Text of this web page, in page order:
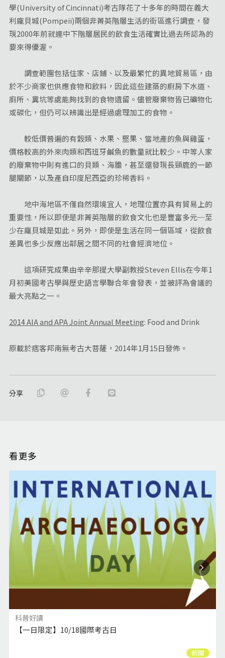
學(University of Cincinnati)考古隊花了十多年的時間在義大
利龐貝城(Pompeii)兩個非菁英階層生活的街區進行調查，發
現2000年前就連中下階層居民的飲食生活確實比過去所認為的
要來得優渥。
調查範圍包括住家、店鋪、以及最繁忙的異地貿易區，由
於不少商家也供應食物和飲料，因此這些建築的廚房下水道、
廁所、糞坑等處能夠找到的食物遺留。儘管廢棄物皆已礦物化
或碳化，但仍可以辨識出是經過處理加工的食物。
較低價普遍的有穀類、水果、堅果、當地產的魚與雞蛋，
價格較高的外來肉類和西班牙鹹魚的數量就比較少。中等人家
的廢棄物中則有進口的貝類、海膽，甚至還發現長頸鹿的一節
腿關節，以及產自印度尼西亞的珍稀香料。
地中海地區不僅自然環境宜人，地理位置亦具有貿易上的
重要性，所以即使是非菁英階層的飲食文化也是豐富多元─至
少在龐貝城是如此。另外，即使是生活在同一個區域，從飲食
差異也多少反應出鄰居之間不同的社會經濟地位。
這項研究成果由辛辛那提大學副教授Steven Ellis在今年1
月初美國考古學與歷史語言學聯合年會發表，並被評為會議的
最大亮點之一。
2014 AIA and APA Joint Annual Meeting: Food and Drink
原載於痞客邦南無考古大菩薩，2014年1月15日發佈。
分享
看更多
科普好讀
【一日限定】10/18國際考古日
新聞